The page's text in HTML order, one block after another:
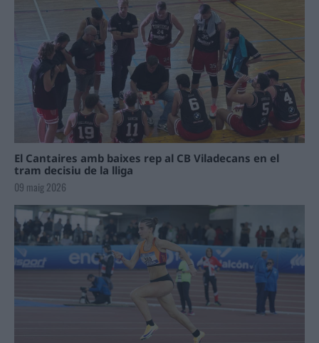
El Cantaires amb baixes rep al CB Viladecans en el
tram decisiu de la lliga
09 maig 2026